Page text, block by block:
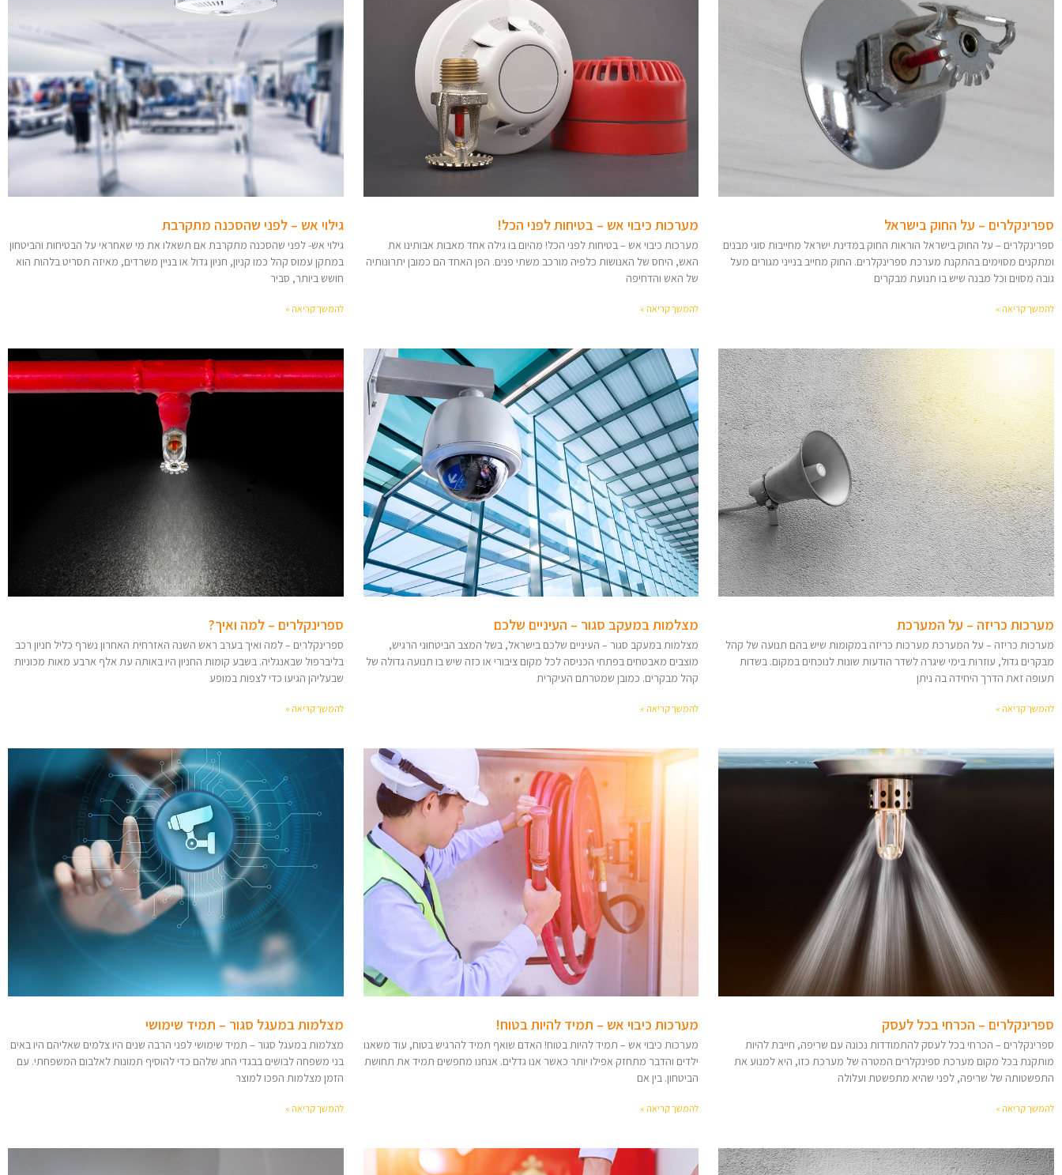
ספרינקלרים – על החוק בישראל
ספרינקלרים – על החוק בישראל הוראות החוק במדינת ישראל מחייבות סוגי מבנים
ומתקנים מסוימים בהתקנת מערכת ספרינקלרים. החוק מחייב בנייני מגורים מעל
גובה מסוים וכל מבנה שיש בו תנועת מבקרים
להמשך קריאה »
מערכות כיבוי אש – בטיחות לפני הכל!
מערכות כיבוי אש – בטיחות לפני הכל! מהיום בו גילה אחד מאבות אבותינו את
האש, היחס של האנושות כלפיה מורכב משתי פנים. הפן האחד הם כמובן יתרונותיה
של האש והדחיפה
להמשך קריאה »
גילוי אש – לפני שהסכנה מתקרבת
גילוי אש- לפני שהסכנה מתקרבת אם תשאלו את מי שאחראי על הבטיחות והביטחון
במתקן עמוס קהל כמו קניון, חניון גדול או בניין משרדים, מאיזה תסריט בלהות הוא
חושש ביותר, סביר
להמשך קריאה »
מערכות כריזה – על המערכת
מערכות כריזה – על המערכת מערכות כריזה במקומות שיש בהם תנועה של קהל
מבקרים גדול, עוזרות בימי שיגרה לשדר הודעות שונות לנוכחים במקום. בשדות
תעופה זאת הדרך היחידה בה ניתן
להמשך קריאה »
מצלמות במעקב סגור – העיניים שלכם
מצלמות במעקב סגור – העיניים שלכם בישראל, בשל המצב הביטחוני הרגיש,
מוצבים מאבטחים בפתחי הכניסה לכל מקום ציבורי או כזה שיש בו תנועה גדולה של
קהל מבקרים. כמובן שמטרתם העיקרית
להמשך קריאה »
ספרינקלרים – למה ואיך?
ספרינקלרים – למה ואיך בערב ראש השנה האזרחית האחרון נשרף כליל חניון רכב
בליברפול שבאנגליה. בשבע קומות החניון היו באותה עת אלף ארבע מאות מכוניות
שבעליהן הגיעו כדי לצפות במופע
להמשך קריאה »
ספרינקלרים – הכרחי בכל לעסק
ספרינקלרים – הכרחי בכל לעסק להתמודדות נכונה עם שריפה, חייבת להיות
מותקנת בכל מקום מערכת ספינקלרים המטרה של מערכת כזו, היא למנוע את
התפשטותה של שריפה, לפני שהיא מתפשטת ועלולה
להמשך קריאה »
מערכות כיבוי אש – תמיד להיות בטוח!
מערכות כיבוי אש – תמיד להיות בטוח! האדם שואף תמיד להרגיש בטוח, עוד משאנו
ילדים והדבר מתחזק אפילו יותר כאשר אנו גדלים. אנחנו מחפשים תמיד את תחושת
הביטחון. בין אם
להמשך קריאה »
מצלמות במעגל סגור – תמיד שימושי
מצלמות במעגל סגור – תמיד שימושי לפני הרבה שנים היו צלמים שאליהם היו באים
בני משפחה לבושים בבגדי החג שלהם כדי להוסיף תמונות לאלבום המשפחתי. עם
הזמן מצלמות הפכו למוצר
להמשך קריאה »